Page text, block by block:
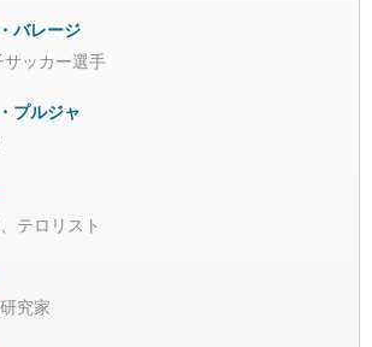
バレージ
サッカー選手
プルジャ
テロリスト
究家